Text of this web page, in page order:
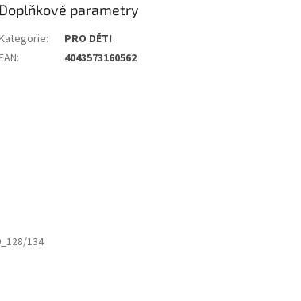
134
Doplňkové parametry
:
PRO DĚTI
: 4043573160562